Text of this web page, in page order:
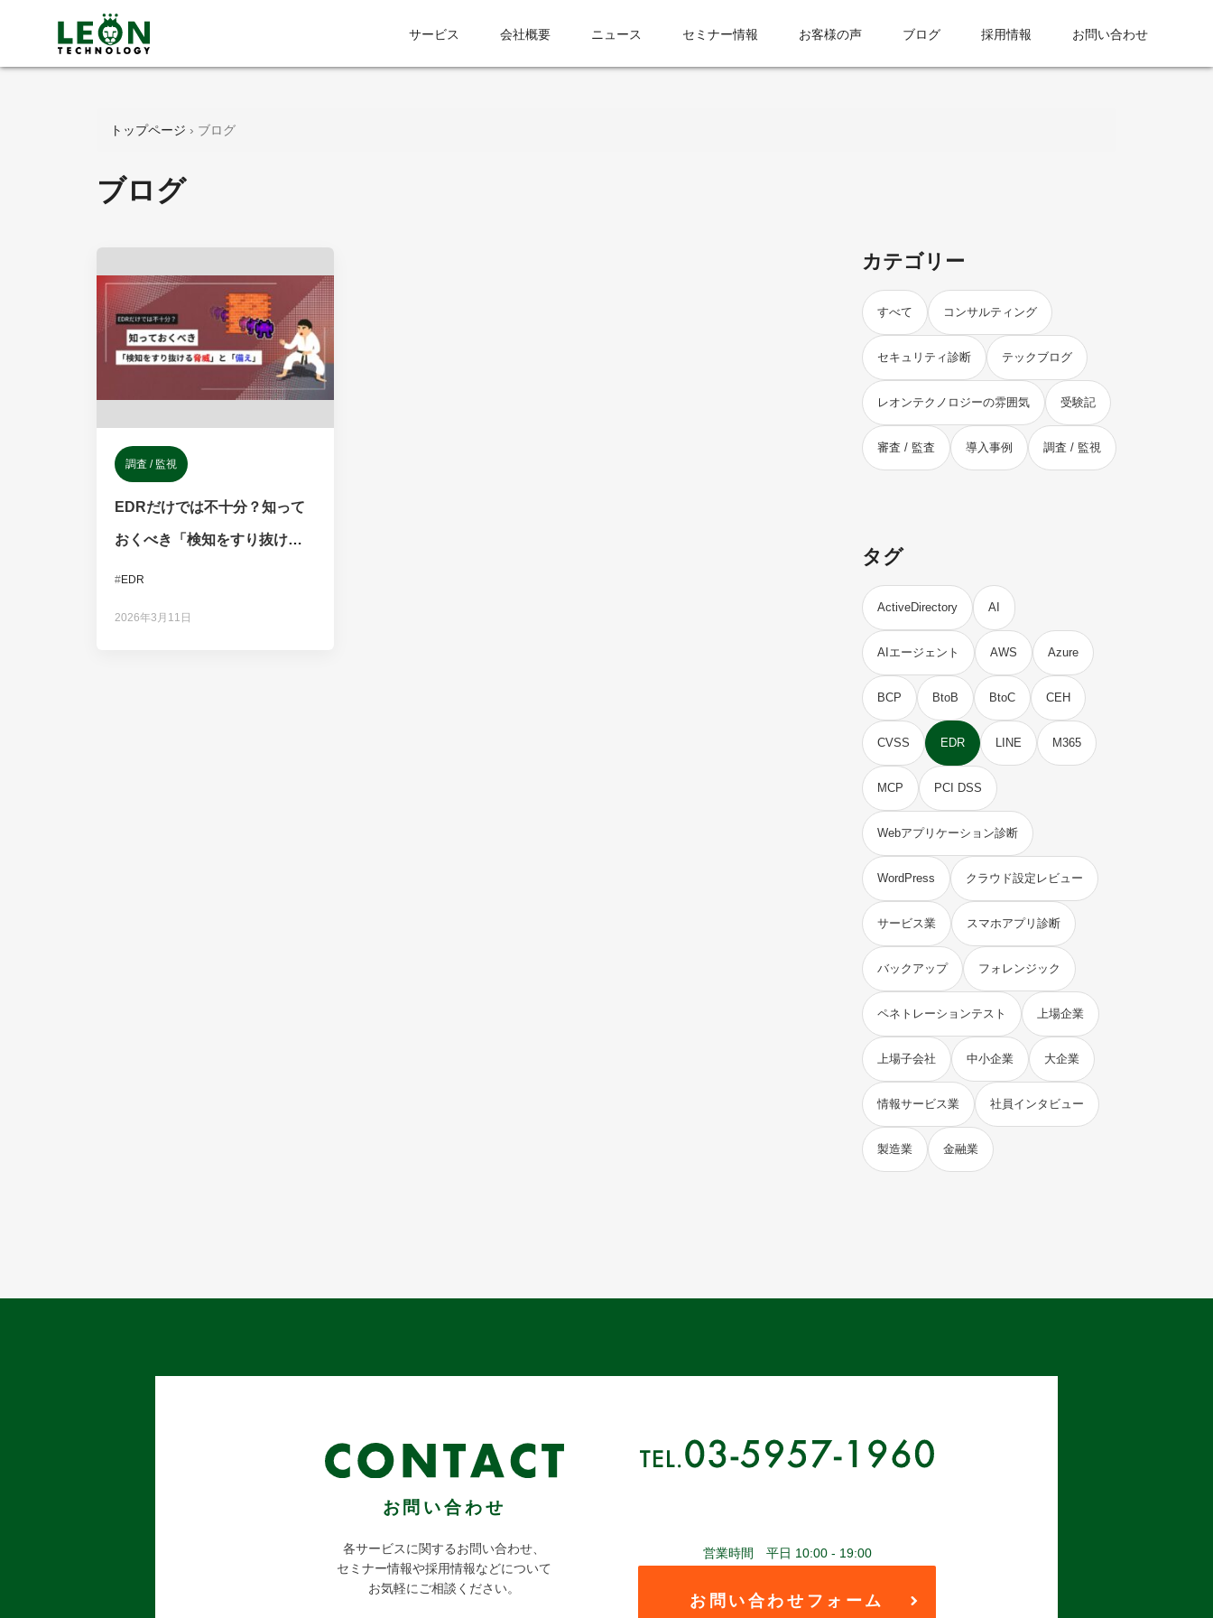
サービス 会社概要 ニュース セミナー情報 お客様の声 ブログ 採用情報 お問い合わせ
トップページ › ブログ
ブログ
調査 / 監視
EDRだけでは不十分？知って
おくべき「検知をすり抜ける
脅威」と「備え」
#EDR
2026年3月11日
カテゴリー
すべて コンサルティング
セキュリティ診断 テックブログ
レオンテクノロジーの雰囲気 受験記
審査 / 監査 導入事例 調査 / 監視
タグ
ActiveDirectory AI
AIエージェント AWS Azure
BCP BtoB BtoC CEH
CVSS EDR LINE M365
MCP PCI DSS
Webアプリケーション診断
WordPress クラウド設定レビュー
サービス業 スマホアプリ診断
バックアップ フォレンジック
ペネトレーションテスト 上場企業
上場子会社 中小企業 大企業
情報サービス業 社員インタビュー
製造業 金融業
お問い合わせ
各サービスに関するお問い合わせ、
セミナー情報や採用情報などについて
お気軽にご相談ください。
営業時間 平日 10:00 - 19:00
お問い合わせフォーム